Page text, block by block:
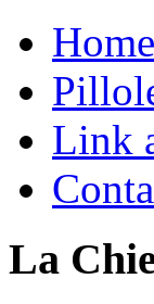
Home
Link
La